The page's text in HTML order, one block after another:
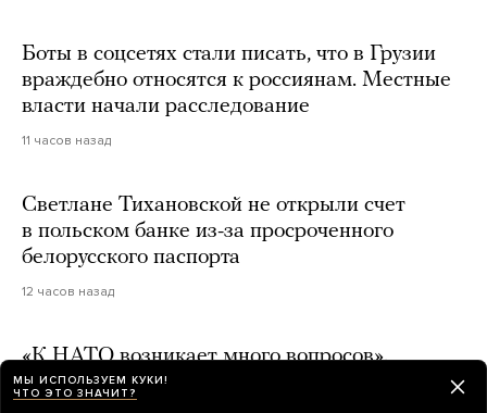
Боты в соцсетях стали писать, что в Грузии
враждебно относятся к россиянам. Местные
власти начали расследование
11 часов назад
Светлане Тихановской не открыли счет
в польском банке из-за просроченного
белорусского паспорта
12 часов назад
«К НАТО возникает много вопросов».
Залужный заявил, что он сторонник альянса,
МЫ ИСПОЛЬЗУЕМ КУКИ!
ЧТО ЭТО ЗНАЧИТ?